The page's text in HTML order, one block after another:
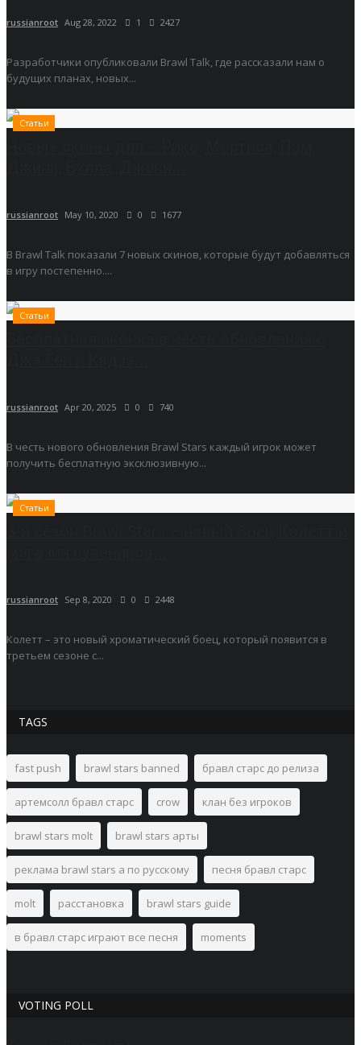
russianroot Aug 28, 2022 1 2427
Разработчики опубликовали Brawl Talk, где рассказали нам о
будущих планах, новых...
Статьи
russianroot May 10, 2020 0 1677
В Brawl Talk показали 7 новых скинов, которые будут добавляться
в игру постепенно....
Статьи
russianroot Apr 20, 2025 0 740
В честь нового обновления Brawl Stars каждый игрок может
получить бесплатную эксклюзивную...
Статьи
russianroot Sep 8, 2020 0 2448
Колетт – это новый хроматический боец, который появится в
третьем сезоне с...
TAGS
fast push brawl stars banned бравл старс до релиза
артемсолл бравл старс crow клан без игроков
brawl stars molt brawl stars арты
реклама brawl stars а по русскому песня бравл старс
molt расстановка brawl stars guide
в бравл старс играют все песня moments
VOTING POLL